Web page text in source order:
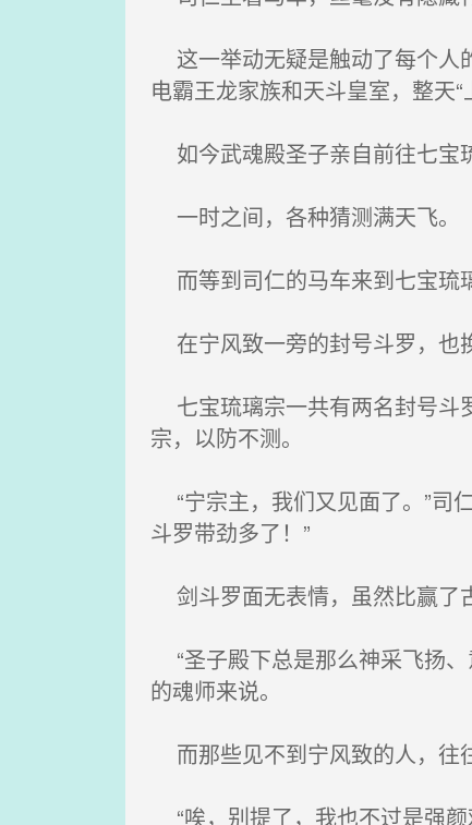
这一举动无疑是触动了每个人
电霸王龙家族和天斗皇室，整天“
如今武魂殿圣子亲自前往七宝
一时之间，各种猜测满天飞。
而等到司仁的马车来到七宝琉
在宁风致一旁的封号斗罗，也
七宝琉璃宗一共有两名封号斗
宗，以防不测。
“宁宗主，我们又见面了。”司
斗罗带劲多了！”
剑斗罗面无表情，虽然比赢了
“圣子殿下总是那么神采飞扬
的魂师来说。
而那些见不到宁风致的人，往
“唉，别提了，我也不过是强颜